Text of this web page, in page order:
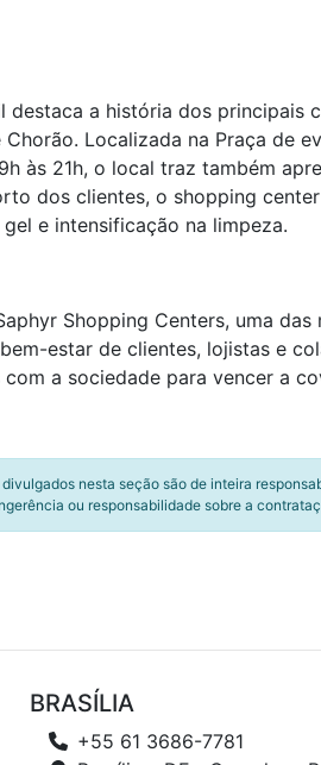
destaca a história dos
Chorão. Localizada na Praça
às 21h, o local traz também
dos clientes, o shopping
e intensificação na limpeza.
Shopping Centers, uma
estar de clientes, lojistas e
a sociedade para vencer a
nesta seção são de inteira
ou responsabilidade sobre a
BRASÍLIA
+55 61 3686-7781